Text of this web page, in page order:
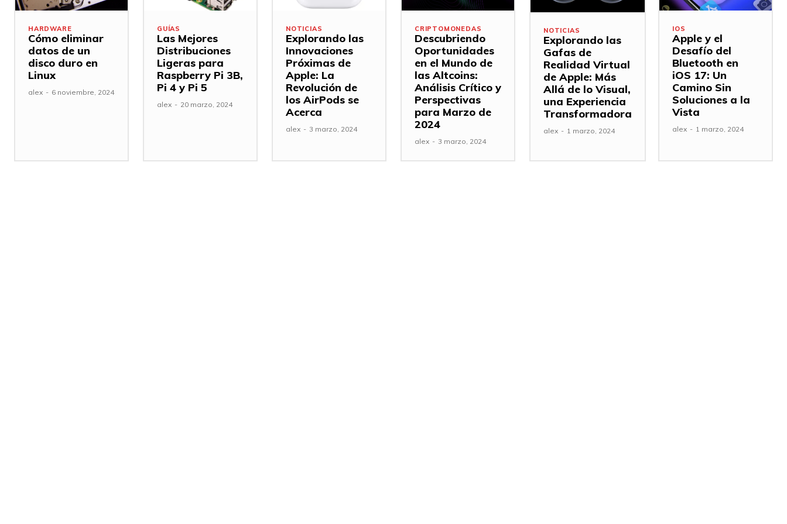
HARDWARE
Cómo eliminar
datos de un
disco duro en
Linux
alex - 6 noviembre, 2024
GUÍAS
Las Mejores
Distribuciones
Ligeras para
Raspberry Pi 3B,
Pi 4 y Pi 5
alex - 20 marzo, 2024
NOTICIAS
Explorando las
Innovaciones
Próximas de
Apple: La
Revolución de
los AirPods se
Acerca
alex - 3 marzo, 2024
CRIPTOMONEDAS
Descubriendo
Oportunidades
en el Mundo de
las Altcoins:
Análisis Crítico y
Perspectivas
para Marzo de
2024
alex - 3 marzo, 2024
NOTICIAS
Explorando las
Gafas de
Realidad Virtual
de Apple: Más
Allá de lo Visual,
una Experiencia
Transformadora
alex - 1 marzo, 2024
IOS
Apple y el
Desafío del
Bluetooth en
iOS 17: Un
Camino Sin
Soluciones a la
Vista
alex - 1 marzo, 2024